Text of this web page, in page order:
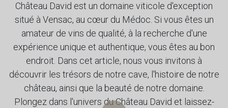
Château David est un domaine viticole d'exception
situé à Vensac, au cœur du Médoc. Si vous êtes un
amateur de vins de qualité, à la recherche d'une
expérience unique et authentique, vous êtes au bon
endroit. Dans cet article, nous vous invitons à
découvrir les trésors de notre cave, l'histoire de notre
château, ainsi que la beauté de notre domaine.
Plongez dans l'univers du Château David et laissez-